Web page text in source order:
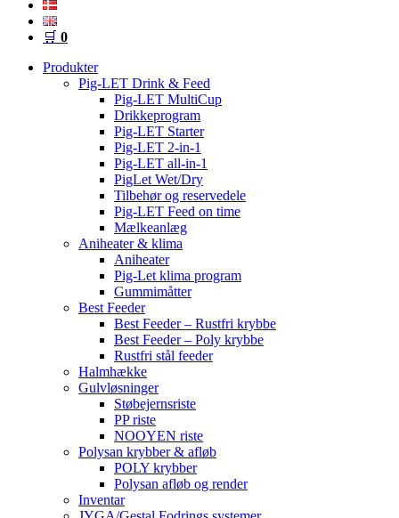
🛒 0
Produkter
Pig-LET Drink & Feed
Pig-LET MultiCup
Drikkeprogram
Pig-LET Starter
Pig-LET 2-in-1
Pig-LET all-in-1
PigLet Wet/Dry
Tilbehør og reservedele
Pig-LET Feed on time
Mælkeanlæg
Aniheater & klima
Aniheater
Pig-Let klima program
Gummimåtter
Best Feeder
Best Feeder – Rustfri krybbe
Best Feeder – Poly krybbe
Rustfri stål feeder
Halmhække
Gulvløsninger
Støbejernsriste
PP riste
NOOYEN riste
Polysan krybber & afløb
POLY krybber
Polysan afløb og render
Inventar